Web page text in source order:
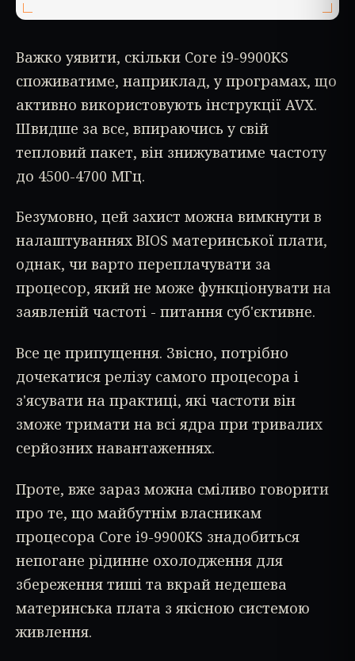
Важко уявити, скільки Core i9-9900KS
споживатиме, наприклад, у програмах, що
активно використовують інструкції AVX.
Швидше за все, впираючись у свій
тепловий пакет, він знижуватиме частоту
до 4500-4700 МГц.
Безумовно, цей захист можна вимкнути в
налаштуваннях BIOS материнської плати,
однак, чи варто переплачувати за
процесор, який не може функціонувати на
заявленій частоті - питання суб'єктивне.
Все це припущення. Звісно, потрібно
дочекатися релізу самого процесора і
з'ясувати на практиці, які частоти він
зможе тримати на всі ядра при тривалих
серйозних навантаженнях.
Проте, вже зараз можна сміливо говорити
про те, що майбутнім власникам
процесора Core i9-9900KS знадобиться
непогане рідинне охолодження для
збереження тиші та вкрай недешева
материнська плата з якісною системою
живлення.